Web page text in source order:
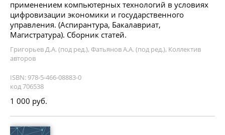
применением компьютерных технологий в условиях
цифровизации экономики и государственного
управления. (Аспирантура, Бакалавриат,
Магистратура). Сборник статей.
Григорьев Д.А. (под ред.), Фатьянов А.А. (под ред.), Коллектив
авторов
ISBN: 978-5-466-08883-0
код 706538
1 000 руб.